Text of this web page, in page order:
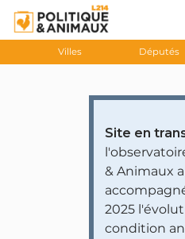
Villes Députés
Site en
& Animaux a
2025
condition